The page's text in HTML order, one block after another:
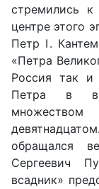
стремились к
центре этого
Петр Ⅰ.
«Петра
Россия так и
Петра в
обращался
Сергеевич
всадник»